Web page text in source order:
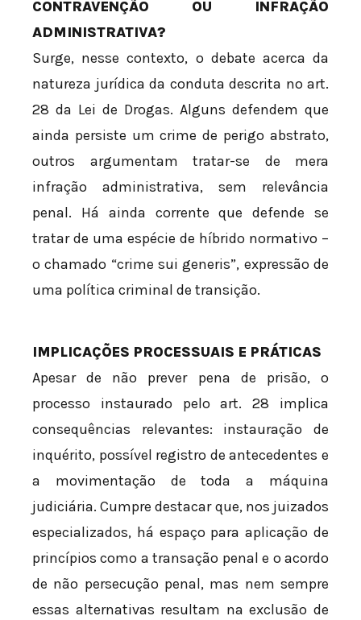
CONTRAVENÇÃO OU INFRAÇÃO
ADMINISTRATIVA?
Surge, nesse contexto, o debate acerca da
natureza jurídica da conduta descrita no art.
28 da Lei de Drogas. Alguns defendem que
ainda persiste um crime de perigo abstrato,
outros argumentam tratar-se de mera
infração administrativa, sem relevância
penal. Há ainda corrente que defende se
tratar de uma espécie de híbrido normativo –
o chamado “crime sui generis”, expressão de
uma política criminal de transição.
IMPLICAÇÕES PROCESSUAIS E PRÁTICAS
Apesar de não prever pena de prisão, o
processo instaurado pelo art. 28 implica
consequências relevantes: instauração de
inquérito, possível registro de antecedentes e
a movimentação de toda a máquina
judiciária. Cumpre destacar que, nos juizados
especializados, há espaço para aplicação de
princípios como a transação penal e o acordo
de não persecução penal, mas nem sempre
essas alternativas resultam na exclusão de